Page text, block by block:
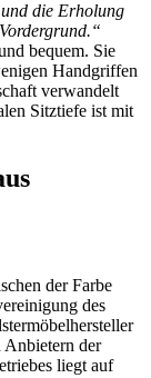
die Erholung
bequem. Sie
Handgriffen
verwandelt
Sitztiefe ist mit
der Farbe
des
Anbietern der
liegt auf